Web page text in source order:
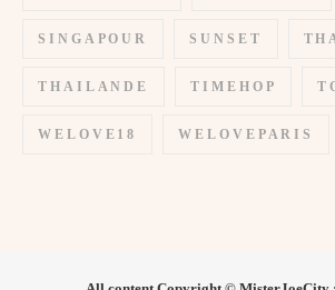
SINGAPOUR SUNSET
THAILANDE TIMEHOP
WELOVE18 WELOVEPARIS